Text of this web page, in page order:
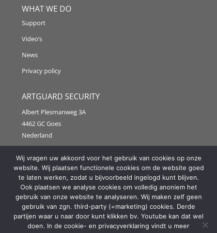
WHAT WE DO
Support
Video’s
News
Privacy policy
ARTGUARD SECURITY
Albert Plesmanweg 3A
4462 GC Goes
Nederland
Tel: +31 (0) 113 313151
E-mail:info@artguardsecurity.eu
Copyright @2021 Artguard Security | Made in cooperation
with2FIT
Wij vragen uw akkoord voor het gebruik van cookies op onze
website. Wij plaatsen functionele cookies om de website goed
te laten werken, zodat u bijvoorbeeld ingelogd kunt blijven.
Ook plaatsen we analyse cookies om volledig anoniem het
gebruik van onze website te analyseren. Wij maken zelf geen
gebruik van zgn. third-party (=marketing) cookies. Derde
partijen waar u naar door kunt klikken bv. Youtube kan dat wel
doen. In de cookie- en privacyverklaring vindt u meer